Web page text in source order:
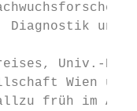
Diagnostik und
Univ.-
Wien
früh im